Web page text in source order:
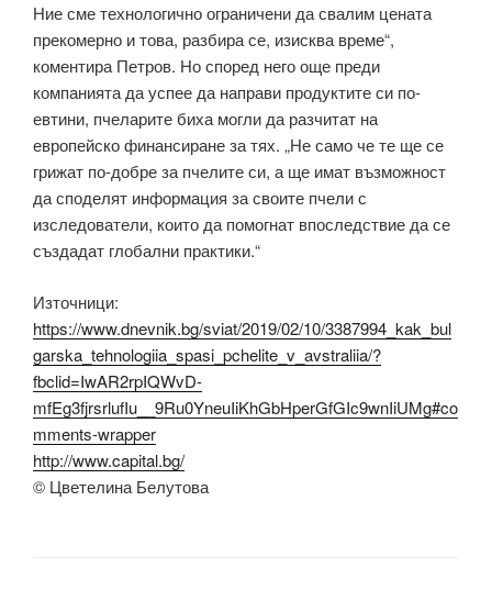
Ние сме технологично ограничени да свалим цената
прекомерно и това, разбира се, изисква време“,
коментира Петров. Но според него още преди
компанията да успее да направи продуктите си по-
евтини, пчеларите биха могли да разчитат на
европейско финансиране за тях. „Не само че те ще се
грижат по-добре за пчелите си, а ще имат възможност
да споделят информация за своите пчели с
изследователи, които да помогнат впоследствие да се
създадат глобални практики.“
Източници:
https://www.dnevnik.bg/sviat/2019/02/10/3387994_kak_bul
garska_tehnologiia_spasi_pchelite_v_avstraliia/?
fbclid=IwAR2rpIQWvD-
mfEg3fjrsrlufIu__9Ru0YneuIiKhGbHperGfGIc9wnIiUMg#co
mments-wrapper
http://www.capital.bg/
© Цветелина Белутова